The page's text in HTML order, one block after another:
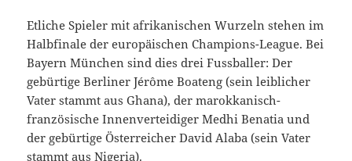
Etliche Spieler mit afrikanischen Wurzeln stehen im
Halbfinale der europäischen Champions-League. Bei
Bayern München sind dies drei Fussballer: Der
gebürtige Berliner Jérôme Boateng (sein leiblicher
Vater stammt aus Ghana), der marokkanisch-
französische Innenverteidiger Medhi Benatia und
der gebürtige Österreicher David Alaba (sein Vater
stammt aus Nigeria).